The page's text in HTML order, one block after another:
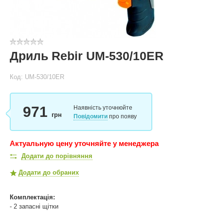
Дриль Rebir UM-530/10ER
Код: UM-530/10ER
971 грн
Наявність уточнюйте
Повідомити про появу
Актуальную цену уточняйте у менеджера
Додати до порівняння
Додати до обраних
Комплектація:
- 2 запасні щітки